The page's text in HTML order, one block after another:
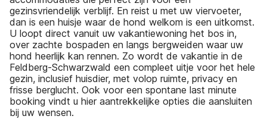
gezinsvriendelijk verblijf. En reist u met uw viervoeter,
dan is een huisje waar de hond welkom is een uitkomst.
U loopt direct vanuit uw vakantiewoning het bos in,
over zachte bospaden en langs bergweiden waar uw
hond heerlijk kan rennen. Zo wordt de vakantie in de
Feldberg-Schwarzwald een compleet uitje voor het hele
gezin, inclusief huisdier, met volop ruimte, privacy en
frisse berglucht. Ook voor een spontane last minute
booking vindt u hier aantrekkelijke opties die aansluiten
bij uw wensen.